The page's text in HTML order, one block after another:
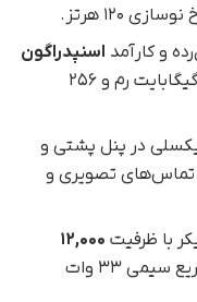
و کارآمد اسنپدراگون
کوالکام، همراه با ۸ گیگابایت رم و ۲۵۶
۸ مگاپیکسلی در پنل پشتی و
برای تماس‌های تصویری و
با ظرفیت ۱۲,۰۰۰
که از شارژ سریع سیمی ۳۳ وات